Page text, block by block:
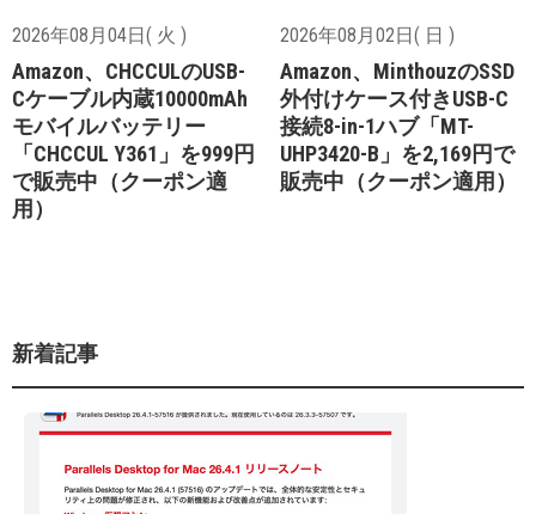
2026年08月04日( 火 )
Amazon、CHCCULのUSB-
Cケーブル内蔵10000mAh
モバイルバッテリー
「CHCCUL Y361」を999円
で販売中（クーポン適
用）
2026年08月02日( 日 )
Amazon、MinthouzのSSD
外付けケース付きUSB-C
接続8-in-1ハブ「MT-
UHP3420-B」を2,169円で
販売中（クーポン適用）
新着記事